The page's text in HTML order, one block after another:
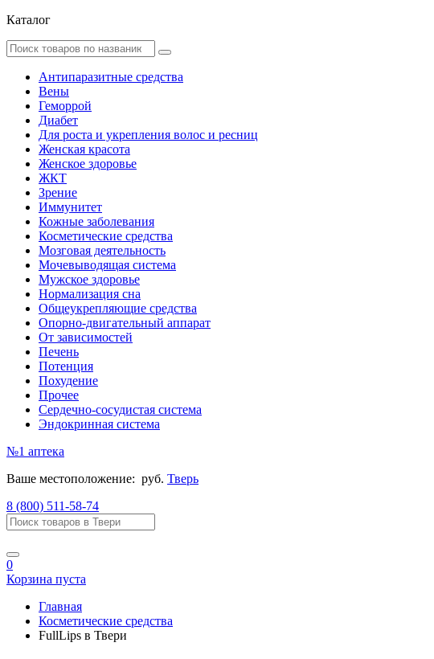
Каталог
Антипаразитные средства
Вены
Геморрой
Диабет
Для роста и укрепления волос и ресниц
Женская красота
Женское здоровье
ЖКТ
Зрение
Иммунитет
Кожные заболевания
Косметические средства
Мозговая деятельность
Мочевыводящая система
Мужское здоровье
Нормализация сна
Общеукрепляющие средства
Опорно-двигательный аппарат
От зависимостей
Печень
Потенция
Похудение
Прочее
Сердечно-сосудистая система
Эндокринная система
№1 аптека
Ваше местоположение: руб. Тверь
8 (800) 511-58-74
0
Корзина пуста
Главная
Косметические средства
FullLips в Твери